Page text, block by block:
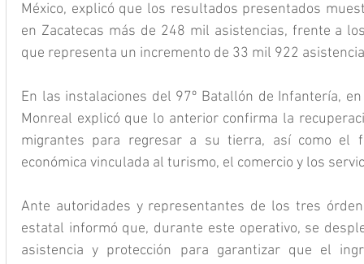
México, explicó que los resultados presentados
en Zacatecas más de 248 mil asistencias, frente a
que representa un incremento de 33 mil 922
En las instalaciones del 97º Batallón de Infantería,
Monreal explicó que lo anterior confirma la
migrantes para regresar a su tierra, así como el
económica vinculada al turismo, el comercio y los
Ante autoridades y representantes de los tres
estatal informó que, durante este operativo, se
asistencia y protección para garantizar que el